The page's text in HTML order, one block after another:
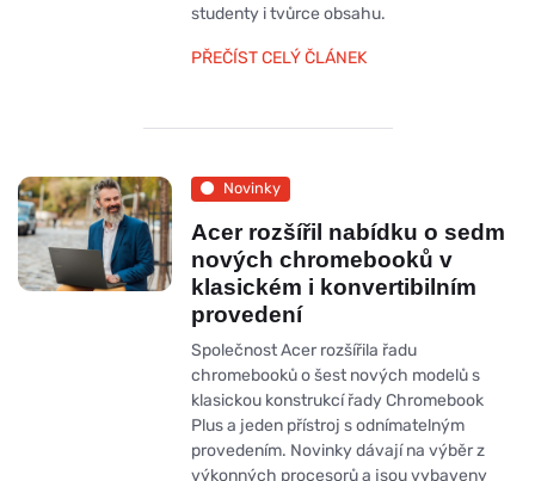
studenty i tvůrce obsahu.
PŘEČÍST CELÝ ČLÁNEK
Novinky
Acer rozšířil nabídku o sedm
nových chromebooků v
klasickém i konvertibilním
provedení
Společnost Acer rozšířila řadu
chromebooků o šest nových modelů s
klasickou konstrukcí řady Chromebook
Plus a jeden přístroj s odnímatelným
provedením. Novinky dávají na výběr z
výkonných procesorů a jsou vybaveny